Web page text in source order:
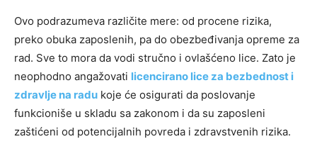
Ovo podrazumeva različite mere: od procene rizika,
preko obuka zaposlenih, pa do obezbeđivanja opreme za
rad. Sve to mora da vodi stručno i ovlašćeno lice. Zato je
neophodno angažovati licencirano lice za bezbednost i
zdravlje na radu koje će osigurati da poslovanje
funkcioniše u skladu sa zakonom i da su zaposleni
zaštićeni od potencijalnih povreda i zdravstvenih rizika.